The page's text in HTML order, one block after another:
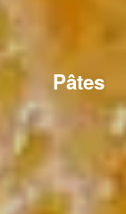
Pâtes